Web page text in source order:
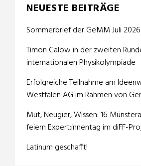
NEUESTE BEITRÄGE
Sommerbrief der GeMM Juli 2026
Timon Calow in der zweiten
internationalen Physikolympiade
Erfolgreiche Teilnahme am
Westfalen AG im Rahmen von
Mut, Neugier, Wissen: 16
feiern Expert:innentag im diFF-
Latinum geschafft!